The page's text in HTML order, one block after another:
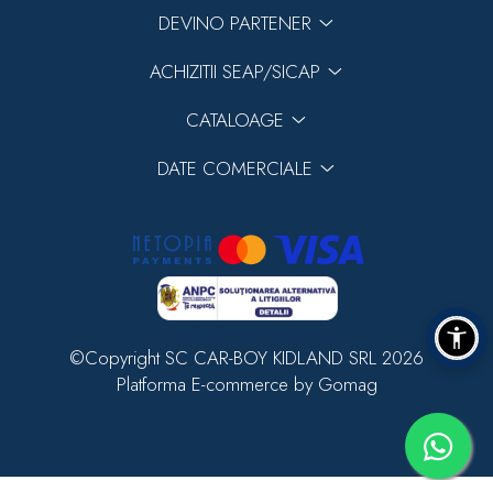
DEVINO PARTENER
ACHIZITII SEAP/SICAP
CATALOAGE
DATE COMERCIALE
©Copyright SC CAR-BOY KIDLAND SRL 2026
Platforma E-commerce by Gomag